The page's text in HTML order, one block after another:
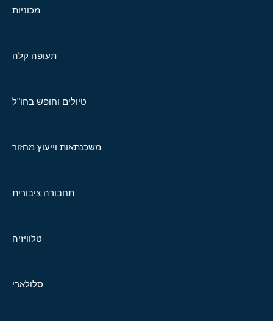
מכוניות
תעופה קלה
טיולים וחופש בחו"ל
משכנתאות וייעוץ מחזור
תחבורה ציבורית
טלוויזיה
סלולארי